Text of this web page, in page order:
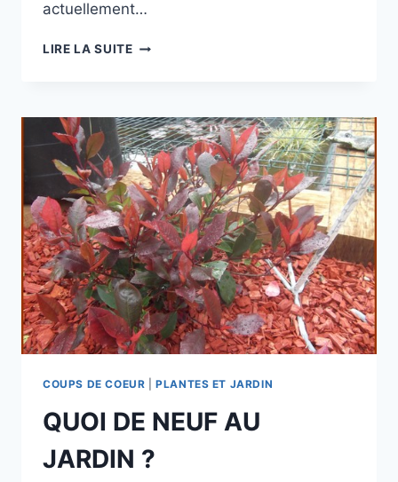
actuellement…
LIRE LA SUITEQUOI
JARDIN
(
SUITE)
COUPS DE COEUR |PLANTES ET JARDIN
QUOI DE NEUF AU
JARDIN ?